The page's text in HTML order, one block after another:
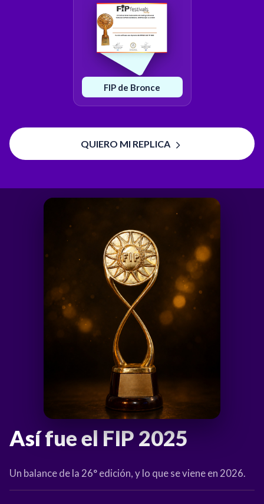
FIP de Bronce
QUIERO MI REPLICA
Así fue el FIP 2025
Un balance de la 26° edición, y lo que se viene en 2026.